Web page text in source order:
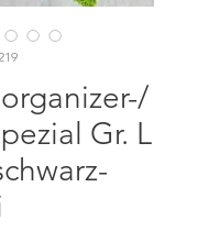
Gr. L